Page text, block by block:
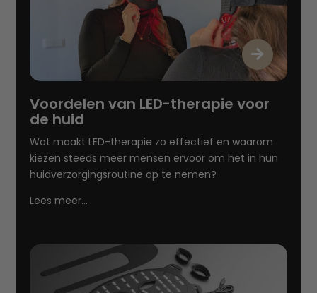

Voordelen van LED-therapie voor
de huid
Wat maakt LED-therapie zo effectief en waarom
kiezen steeds meer mensen ervoor om het in hun
huidverzorgingsroutine op te nemen?
Lees meer…